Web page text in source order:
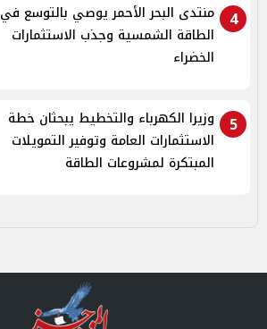
4
منتدى البحر الأحمر يوصي بالتوسع في
الطاقة الشمسية وجذب الاستثمارات
الخضراء
5
وزيرا الكهرباء والتخطيط يبحثان خطة
الاستثمارات العامة وتوفير التمويلات
المبتكرة لمشروعات الطاقة